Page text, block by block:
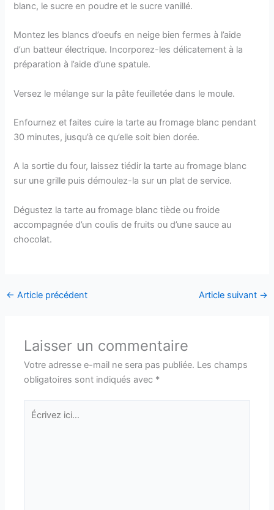
blanc, le sucre en poudre et le sucre vanillé.
Montez les blancs d’oeufs en neige bien fermes à l’aide
d’un batteur électrique. Incorporez-les délicatement à la
préparation à l’aide d’une spatule.
Versez le mélange sur la pâte feuilletée dans le moule.
Enfournez et faites cuire la tarte au fromage blanc pendant
30 minutes, jusqu’à ce qu’elle soit bien dorée.
A la sortie du four, laissez tiédir la tarte au fromage blanc
sur une grille puis démoulez-la sur un plat de service.
Dégustez la tarte au fromage blanc tiède ou froide
accompagnée d’un coulis de fruits ou d’une sauce au
chocolat.
← Article précédent Article suivant →
Laisser un commentaire
Votre adresse e-mail ne sera pas publiée. Les champs
obligatoires sont indiqués avec *
Écrivez
ici…